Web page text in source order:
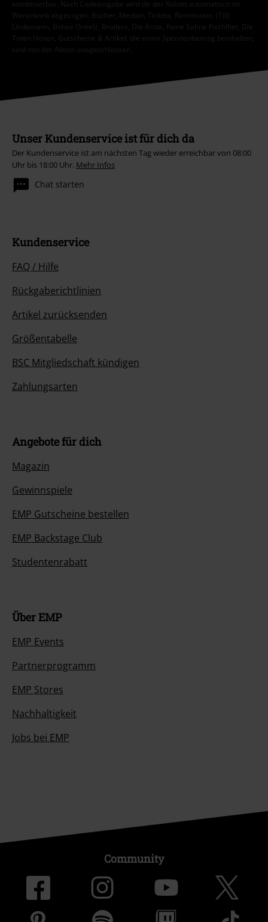
kombinierbar. Nach Codeeingabe wird dir der Rabatt automatisch im
Warenkorb abgezogen. Bücher, Medien, Tickets, Rammstein, (Till)
Lindemann, Böhse Onkelz, Broilers, Die Ärzte, Feine Sahne Fischfilet, Die
Toten Hosen, Gutscheine & Artikel, die einen Spendenbeitrag beinhalten,
sind von der Aktion ausgeschlossen.
Unser Kundenservice ist für dich da
Der Kundenservice ist am nächsten Tag wieder erreichbar von 08:00
Uhr bis 18:00 Uhr. Mehr Infos
Chat starten
Kundenservice
FAQ / Hilfe
Rückgaberichtlinien
Artikel zurücksenden
Größentabelle
BSC Mitgliedschaft kündigen
Zahlungsarten
Angebote für dich
Magazin
Gewinnspiele
EMP Gutscheine bestellen
EMP Backstage Club
Studentenrabatt
Über EMP
EMP Events
Partnerprogramm
EMP Stores
Nachhaltigkeit
Jobs bei EMP
Community